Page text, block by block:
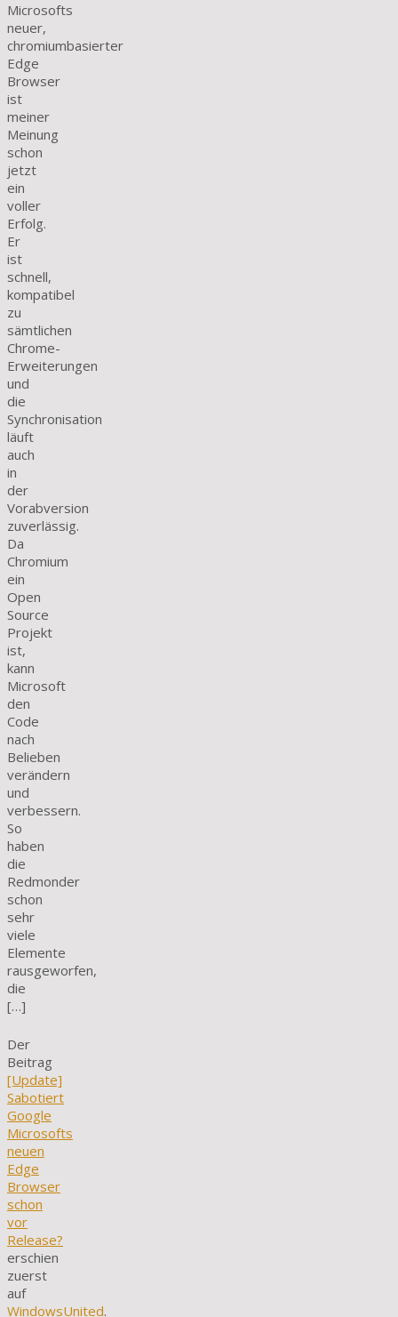
Microsofts
neuer,
chromiumbasierter
Edge
Browser
ist
meiner
Meinung
schon
jetzt
ein
voller
Erfolg.
Er
ist
schnell,
kompatibel
zu
sämtlichen
Chrome-
Erweiterungen
und
die
Synchronisation
läuft
auch
in
der
Vorabversion
zuverlässig.
Da
Chromium
ein
Open
Source
Projekt
ist,
kann
Microsoft
den
Code
nach
Belieben
verändern
und
verbessern.
So
haben
die
Redmonder
schon
sehr
viele
Elemente
rausgeworfen,
die
[…]
Der
Beitrag
[Update]
Sabotiert
Google
Microsofts
neuen
Edge
Browser
schon
vor
Release?
erschien
zuerst
auf
WindowsUnited.